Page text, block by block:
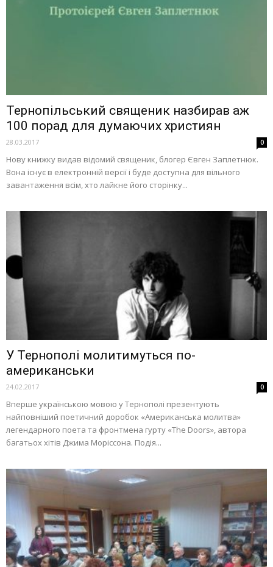
Тернопільський священик назбирав аж
100 порад для думаючих християн
28.03.2017 0
Нову книжку видав відомий священик, блогер Євген Заплетнюк.
Вона існує в електронній версії і буде доступна для вільного
завантаження всім, хто лайкне його сторінку...
У Тернополі молитимуться по-
американськи
24.02.2017 0
Вперше українською мовою у Тернополі презентують
найповніший поетичний доробок «Американська молитва»
легендарного поета та фронтмена гурту «The Doors», автора
багатьох хітів Джима Моріссона. Подія...